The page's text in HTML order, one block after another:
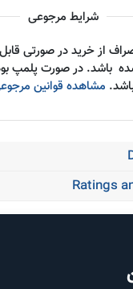
شرایط مرجوعی
از خرید در صورتی
باشد. در صورت پلمپ
مشاهده قوانین
Ratings